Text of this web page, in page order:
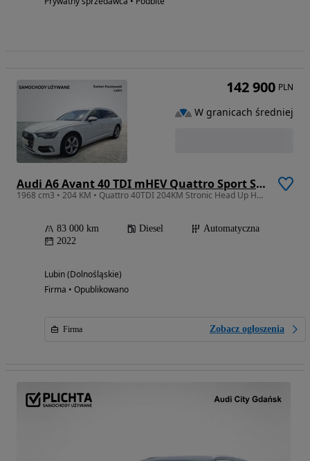
Audi A6 Avant 40 TDI mHEV Quattro Sport S tronic
1968 cm3 • 204 KM • Quattro 40TDI 204KM Stronic Head Up Hak Wnetylacja Gwarancja Salon PL
83 000 km Diesel
Automatyczna
2022
Lubin (Dolnośląskie)
Firma • Opublikowano
Firma Zobacz ogłoszenia
142 900 PLN
W granicach średniej